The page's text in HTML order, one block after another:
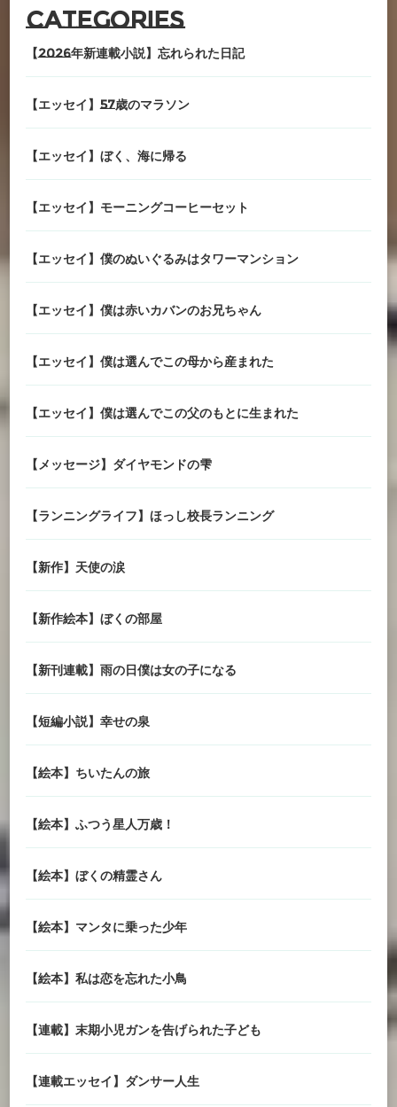
Categories
【2026年新連載小説】忘れられた日記
【エッセイ】57歳のマラソン
【エッセイ】ぼく、海に帰る
【エッセイ】モーニングコーヒーセット
【エッセイ】僕のぬいぐるみはタワーマンション
【エッセイ】僕は赤いカバンのお兄ちゃん
【エッセイ】僕は選んでこの母から産まれた
【エッセイ】僕は選んでこの父のもとに生まれた
【メッセージ】ダイヤモンドの雫
【ランニングライフ】ほっし校長ランニング
【新作】天使の涙
【新作絵本】ぼくの部屋
【新刊連載】雨の日僕は女の子になる
【短編小説】幸せの泉
【絵本】ちいたんの旅
【絵本】ふつう星人万歳！
【絵本】ぼくの精霊さん
【絵本】マンタに乗った少年
【絵本】私は恋を忘れた小鳥
【連載】末期小児ガンを告げられた子ども
【連載エッセイ】ダンサー人生